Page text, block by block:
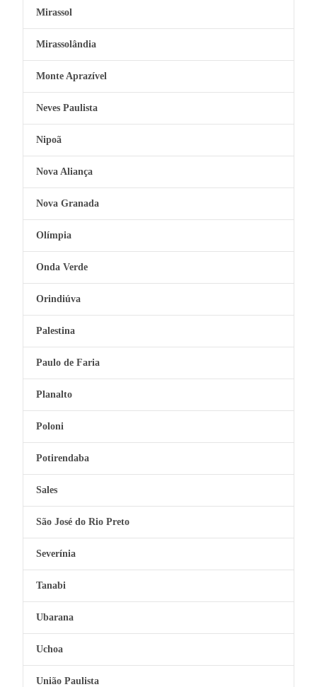
Mirassol
Mirassolândia
Monte Aprazível
Neves Paulista
Nipoã
Nova Aliança
Nova Granada
Olímpia
Onda Verde
Orindiúva
Palestina
Paulo de Faria
Planalto
Poloni
Potirendaba
Sales
São José do Rio Preto
Severínia
Tanabi
Ubarana
Uchoa
União Paulista